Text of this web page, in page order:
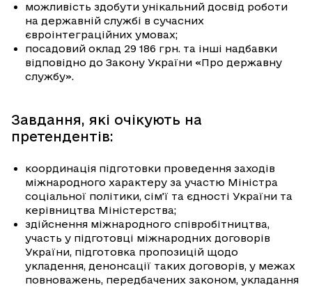
можливість здобути унікальний досвід роботи
на державній службі в сучасних
євроінтеграційних умовах;
посадовий оклад 29 186 грн. та інші надбавки
відповідно до Закону України «Про державну
службу».
Завдання, які очікують на
претендентів:
координація підготовки проведення заходів
міжнародного характеру за участю Міністра
соціальної політики, сім’ї та єдності України та
керівництва Міністерства;
здійснення міжнародного співробітництва,
участь у підготовці міжнародних договорів
України, підготовка пропозицій щодо
укладення, денонсації таких договорів, у межах
повноважень, передбачених законом, укладання